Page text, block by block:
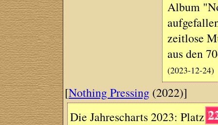
Album
zeitlose
aus den
(2023-12-24)
[Nothing Pressing (2022)]
Die Jahrescharts 2023: Platz